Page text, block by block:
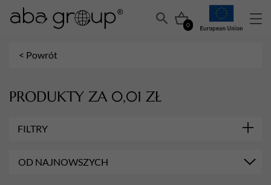
0
< Powrót
PRODUKTY ZA 0,01 ZŁ
FILTRY
OD NAJNOWSZYCH